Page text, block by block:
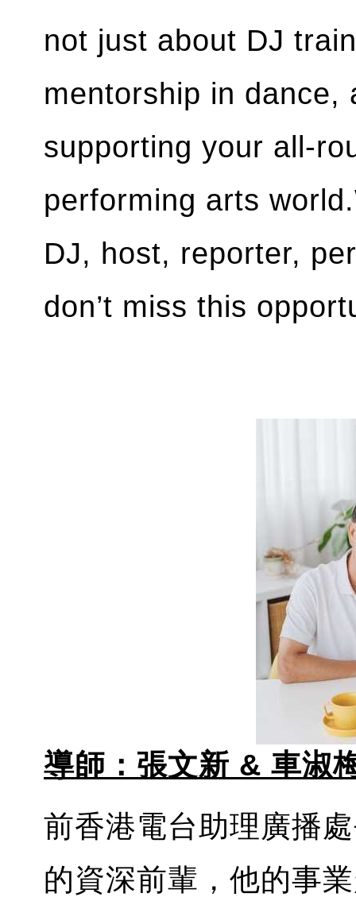
not just about DJ
mentorship in dance,
supporting your all-
performing arts
DJ, host, reporter,
don’t miss this
導師：張文新 & 車淑
前香港電台助理廣播
的資深前輩，他的事